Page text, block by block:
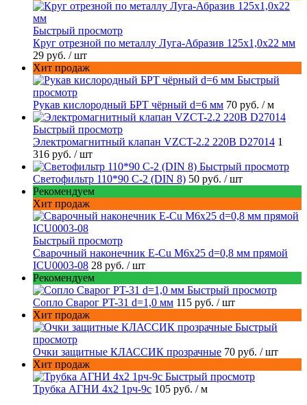
Быстрый просмотр
Круг отрезной по металлу Луга-Абразив 125x1,0x22 мм
29 руб. / шт
Хит продаж
Быстрый
просмотр
Рукав кислородный БРТ чёрный d=6 мм 70 руб. / м
Быстрый просмотр
Электромагнитный клапан VZCT-2.2 220В D27014 1
316 руб. / шт
Быстрый просмотр
Светофильтр 110*90 С-2 (DIN 8) 50 руб. / шт
Рекомендуем
Хит продаж
Быстрый просмотр
Сварочный наконечник E-Cu M6x25 d=0,8 мм прямой
ICU0003-08 28 руб. / шт
Рекомендуем
Быстрый просмотр
Сопло Сварог PT-31 d=1,0 мм 115 руб. / шт
Хит продаж
Быстрый
просмотр
Очки защитные КЛАССИК прозрачные 70 руб. / шт
Хит продаж
Быстрый просмотр
Трубка АГНИ 4х2 1рч-9с 105 руб. / м